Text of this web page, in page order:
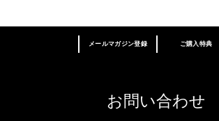
あなたはM･A･Cラバー ロイヤ
登録後の初回購入時に10%OFF
メールマガジン登録 ご購入特典
お問い合わせ